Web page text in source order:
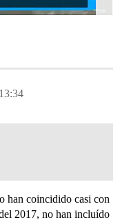
han coincidido casi con
2017, no han incluído